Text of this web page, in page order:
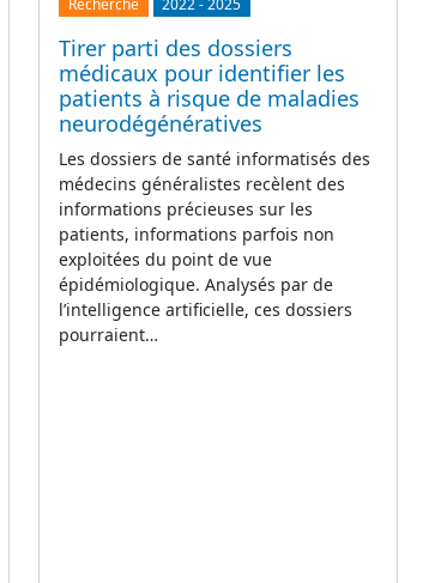
Tirer parti des dossiers
médicaux pour identifier les
patients à risque de maladies
neurodégénératives
Les dossiers de santé informatisés des
médecins généralistes recèlent des
informations précieuses sur les
patients, informations parfois non
exploitées du point de vue
épidémiologique. Analysés par de
l’intelligence artificielle, ces dossiers
pourraient…